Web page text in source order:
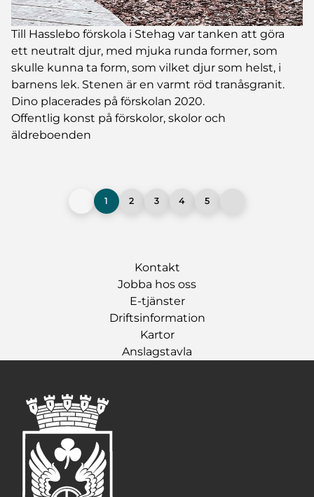
Till Hasslebo förskola i Stehag var tanken att göra
ett neutralt djur, med mjuka runda former, som
skulle kunna ta form, som vilket djur som helst, i
barnens lek. Stenen är en varmt röd tranåsgranit.
Dino placerades på förskolan 2020.
Offentlig konst på förskolor, skolor och
äldreboenden
1 2 3 4 5
Kontakt
Jobba hos oss
E-tjänster
Driftsinformation
Kartor
Anslagstavla